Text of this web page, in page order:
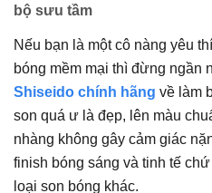
bộ sưu tầm
Nếu bạn là một cô nàng yêu
bóng mềm mại thì đừng ngần
Shiseido chính hãng về làm
son quá ư là đẹp, lên màu
nhàng không gây cảm giác
finish bóng sáng và tinh tế
loại son bóng khác.